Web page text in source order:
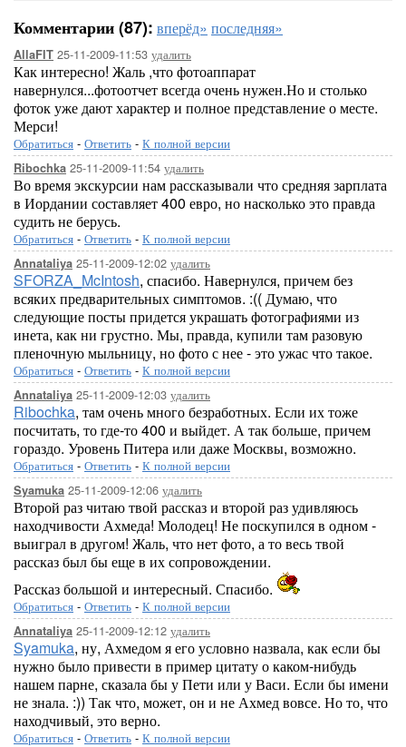
Комментарии (87): вперёд» последняя»
AllaFIT 25-11-2009-11:53 удалить
Как интересно! Жаль ,что фотоаппарат
навернулся...фотоотчет всегда очень нужен.Но и столько
фоток уже дают характер и полное представление о месте.
Мерси!
Обратиться - Ответить - К полной версии
Ribochka 25-11-2009-11:54 удалить
Во время экскурсии нам рассказывали что средняя зарплата
в Иордании составляет 400 евро, но насколько это правда
судить не берусь.
Обратиться - Ответить - К полной версии
Annataliya 25-11-2009-12:02 удалить
SFORZA_McIntosh, спасибо. Навернулся, причем без
всяких предварительных симптомов. :(( Думаю, что
следующие посты придется украшать фотографиями из
инета, как ни грустно. Мы, правда, купили там разовую
пленочную мыльницу, но фото с нее - это ужас что такое.
Обратиться - Ответить - К полной версии
Annataliya 25-11-2009-12:03 удалить
Ribochka, там очень много безработных. Если их тоже
посчитать, то где-то 400 и выйдет. А так больше, причем
гораздо. Уровень Питера или даже Москвы, возможно.
Обратиться - Ответить - К полной версии
Syamuka 25-11-2009-12:06 удалить
Второй раз читаю твой рассказ и второй раз удивляюсь
находчивости Ахмеда! Молодец! Не поскупился в одном -
выиграл в другом! Жаль, что нет фото, а то весь твой
рассказ был бы еще в их сопровождении.
Рассказ большой и интересный. Спасибо.
Обратиться - Ответить - К полной версии
Annataliya 25-11-2009-12:12 удалить
Syamuka, ну, Ахмедом я его условно назвала, как если бы
нужно было привести в пример цитату о каком-нибудь
нашем парне, сказала бы у Пети или у Васи. Если бы имени
не знала. :)) Так что, может, он и не Ахмед вовсе. Но то, что
находчивый, это верно.
Обратиться - Ответить - К полной версии